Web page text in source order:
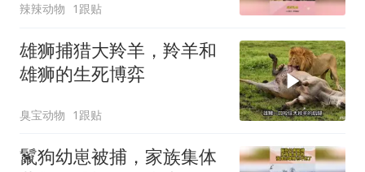
辣辣动物 1跟贴
雄狮捕猎大羚羊，羚羊和
雄狮的生死博弈
臭宝动物 1跟贴
鬣狗幼崽被捕，家族集体